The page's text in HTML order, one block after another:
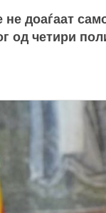
доаѓаат
од четири